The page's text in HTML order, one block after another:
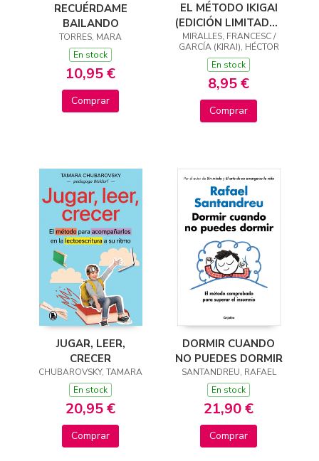
RECUÉRDAME
BAILANDO
TORRES, MARA
En stock
10,95 €
Comprar
EL MÉTODO IKIGAI
(EDICIÓN LIMITADA ·
VERANO)
MIRALLES, FRANCESC /
GARCÍA (KIRAI), HÉCTOR
En stock
8,95 €
Comprar
JUGAR, LEER,
CRECER
CHUBAROVSKY, TAMARA
En stock
20,95 €
Comprar
DORMIR CUANDO
NO PUEDES DORMIR
SANTANDREU, RAFAEL
En stock
21,90 €
Comprar